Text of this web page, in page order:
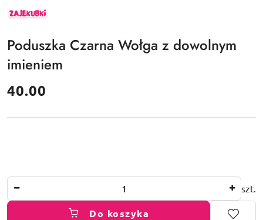
ZAJEKUBKI
Poduszka Czarna Wołga z dowolnym
imieniem
cena:
40.00
szt.
Do koszyka